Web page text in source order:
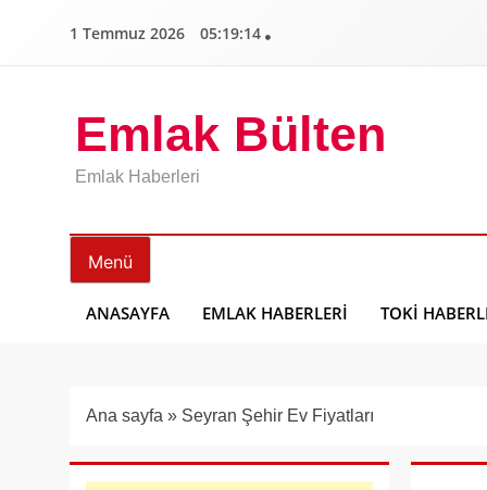
1 Temmuz 2026 05:19:15
Emlak Bülten
Emlak Haberleri
Menü
ANASAYFA EMLAK HABERLERI TOKI
Ana sayfa » Seyran Şehir Ev Fiyatları